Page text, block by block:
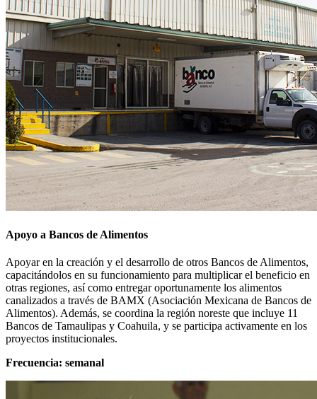
Apoyo a Bancos de Alimentos
Apoyar en la creación y el desarrollo de otros Bancos de Alimentos,
capacitándolos en su funcionamiento para multiplicar el beneficio en
otras regiones, así como entregar oportunamente los alimentos
canalizados a través de BAMX (Asociación Mexicana de Bancos de
Alimentos). Además, se coordina la región noreste que incluye 11
Bancos de Tamaulipas y Coahuila, y se participa activamente en los
proyectos institucionales.
Frecuencia: semanal